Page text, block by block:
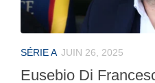
SÉRIE A JUIN 26, 2025
Eusebio Di